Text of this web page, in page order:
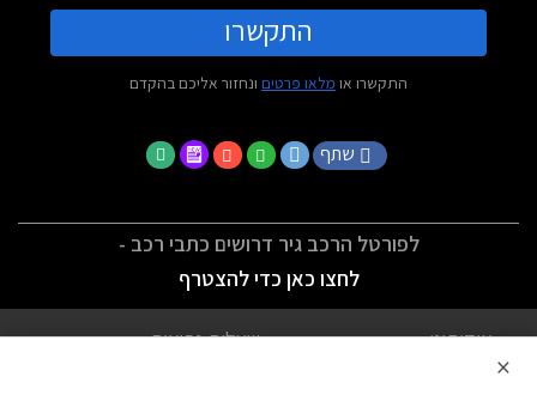
התקשרו
התקשרו או מלאו פרטים ונחזור אליכם בהקדם
שתף
לפורטל הרכב גיר דרושים כתבי רכב -
לחצו כאן כדי להצטרף
אודותינו
שאלות נפוצות
×